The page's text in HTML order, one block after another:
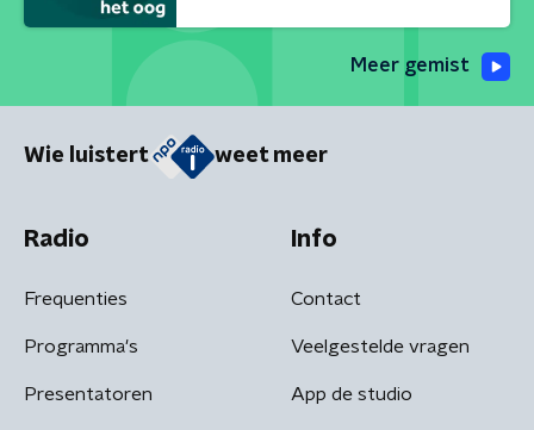
Meer gemist
Wie luistert weet meer
Radio
Frequenties
Programma's
Presentatoren
Info
Contact
Veelgestelde vragen
App de studio